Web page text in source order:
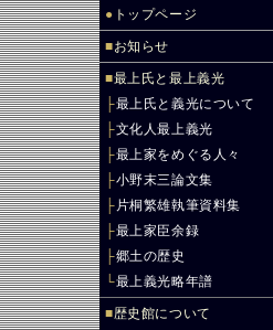
● トップページ
■お知らせ
■最上氏と最上義光
├最上氏と義光について
├文化人最上義光
├最上家をめぐる人々
├小野末三論文集
├ 片桐繁雄執筆資料集
├最上家臣余録
├郷土の歴史
└最上義光略年譜
■歴史館について